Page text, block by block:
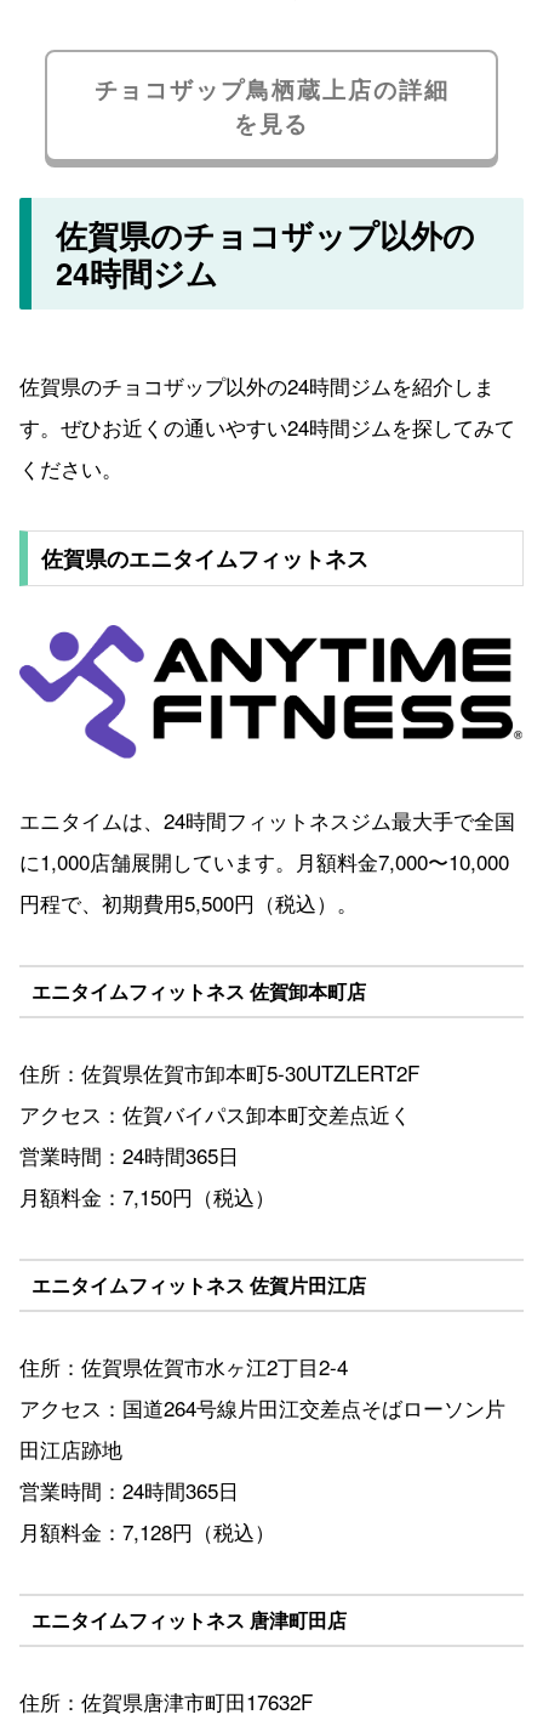
チョコザップ鳥栖蔵上店の詳細
を見る
佐賀県のチョコザップ以外の
24時間ジム
佐賀県のチョコザップ以外の24時間ジムを紹介しま
す。ぜひお近くの通いやすい24時間ジムを探してみて
ください。
佐賀県のエニタイムフィットネス
エニタイムは、24時間フィットネスジム最大手で全国
に1,000店舗展開しています。月額料金7,000〜10,000
円程で、初期費用5,500円（税込）。
エニタイムフィットネス 佐賀卸本町店
住所：佐賀県佐賀市卸本町5-30UTZLERT2F
アクセス：佐賀バイパス卸本町交差点近く
営業時間：24時間365日
月額料金：7,150円（税込）
エニタイムフィットネス 佐賀片田江店
住所：佐賀県佐賀市水ヶ江2丁目2-4
アクセス：国道264号線片田江交差点そばローソン片
田江店跡地
営業時間：24時間365日
月額料金：7,128円（税込）
エニタイムフィットネス 唐津町田店
住所：佐賀県唐津市町田17632F